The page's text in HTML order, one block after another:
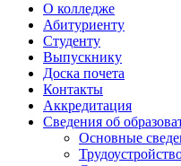
О колледже
Абитуриенту
Студенту
Выпускнику
Доска почета
Контакты
Аккредитация
Сведения об
Основные